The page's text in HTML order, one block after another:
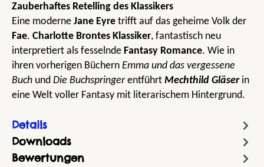
Zauberhaftes Retelling des Klassikers
Eine moderne Jane Eyre trifft auf das geheime Volk der
Fae. Charlotte Brontes Klassiker, fantastisch neu
interpretiert als fesselnde Fantasy Romance. Wie in
ihren vorherigen Büchern Emma und das vergessene
Buch und Die Buchspringerentführt Mechthild Gläser in
eine Welt voller Fantasy mit literarischem Hintergrund.
Details
Downloads
Bewertungen